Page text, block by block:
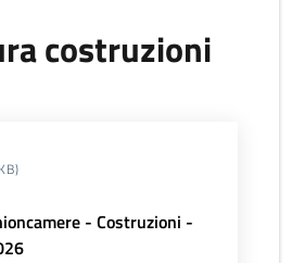
costruzioni
- Costruzioni -